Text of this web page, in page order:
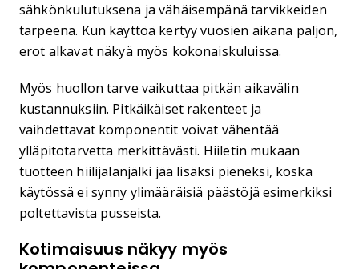
sähkönkulutuksena ja vähäisempänä tarvikkeiden
tarpeena. Kun käyttöä kertyy vuosien aikana paljon,
erot alkavat näkyä myös kokonaiskuluissa.
Myös huollon tarve vaikuttaa pitkän aikavälin
kustannuksiin. Pitkäikäiset rakenteet ja
vaihdettavat komponentit voivat vähentää
ylläpitotarvetta merkittävästi. Hiiletin mukaan
tuotteen hiilijalanjälki jää lisäksi pieneksi, koska
käytössä ei synny ylimääräisiä päästöjä esimerkiksi
poltettavista pusseista.
Kotimaisuus näkyy myös